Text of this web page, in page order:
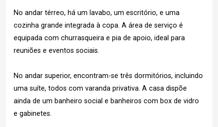
No andar térreo, há um lavabo, um escritório, e uma
cozinha grande integrada à copa. A área de serviço é
equipada com churrasqueira e pia de apoio, ideal para
reuniões e eventos sociais.
No andar superior, encontram-se três dormitórios, incluindo
uma suíte, todos com varanda privativa. A casa dispõe
ainda de um banheiro social e banheiros com box de vidro
e gabinetes.